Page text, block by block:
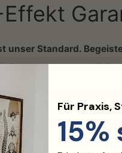
Effekt
unser Standard.
Poster entspannt bei dir
versenden wir
zu 100 % happy bist,
Für Praxis,